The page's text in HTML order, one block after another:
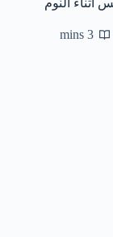
3 mins